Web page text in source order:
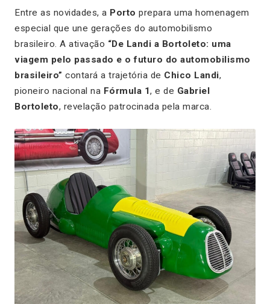
Entre as novidades, a Porto prepara uma homenagem
especial que une gerações do automobilismo
brasileiro. A ativação “De Landi a Bortoleto: uma
viagem pelo passado e o futuro do automobilismo
brasileiro” contará a trajetória de Chico Landi,
pioneiro nacional na Fórmula 1, e de Gabriel
Bortoleto, revelação patrocinada pela marca.